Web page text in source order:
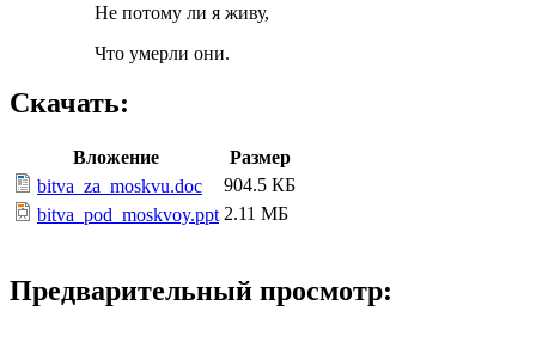
Не потому ли я живу,
Что умерли они.
Скачать:
Вложение
Размер
bitva_za_moskvu.doc
904.5 КБ
bitva_pod_moskvoy.ppt 2.11 МБ
Предварительный просмотр: